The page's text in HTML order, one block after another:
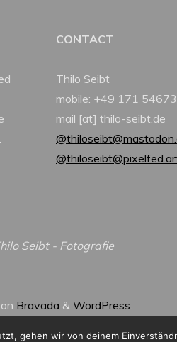
CONTACT
Thilo Seibt
mobile: +49 171
mail [at] thilo-seibt.de
Seibt - Fotografie
Bravada & WordPress.
gehen wir von deinem